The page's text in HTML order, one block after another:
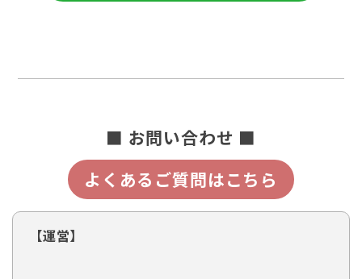
■ お問い合わせ ■
よくあるご質問はこちら
【運営】